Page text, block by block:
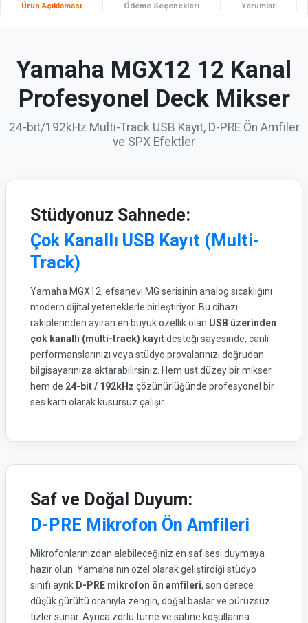
Ürün Açıklaması Ödeme Seçenekleri Yorumlar
Yamaha MGX12 12 Kanal
Profesyonel Deck Mikser
24-bit/192kHz Multi-Track USB Kayıt, D-PRE Ön Amfiler
ve SPX Efektler
Stüdyonuz Sahnede:
Çok Kanallı USB Kayıt (Multi-
Track)
Yamaha MGX12, efsanevi MG serisinin analog sıcaklığını
modern dijital yeteneklerle birleştiriyor. Bu cihazı
rakiplerinden ayıran en büyük özellik olan USB üzerinden
çok kanallı (multi-track) kayıtdesteği sayesinde, canlı
performanslarınızı veya stüdyo provalarınızı doğrudan
bilgisayarınıza aktarabilirsiniz. Hem üst düzey bir mikser
hem de 24-bit / 192kHz çözünürlüğünde profesyonel bir
ses kartı olarak kusursuz çalışır.
Saf ve Doğal Duyum:
D-PRE Mikrofon Ön Amfileri
Mikrofonlarınızdan alabileceğiniz en saf sesi duymaya
hazır olun. Yamaha'nın özel olarak geliştirdiği stüdyo
sınıfı ayrık D-PRE mikrofon ön amfileri, son derece
düşük gürültü oranıyla zengin, doğal baslar ve pürüzsüz
tizler sunar. Ayrıca zorlu turne ve sahne koşullarına